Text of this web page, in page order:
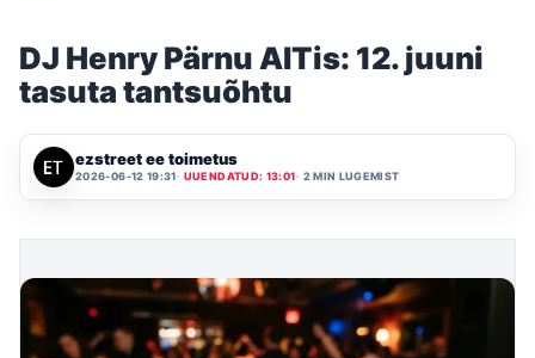
DJ Henry Pärnu AITis: 12. juuni
tasuta tantsuõhtu
ezstreet ee toimetus
2026-06-12 19:31 UUENDATUD: 13:01 2 MIN LUGEMIST